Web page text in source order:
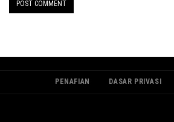
PENAFIAN DASAR PRIVASI